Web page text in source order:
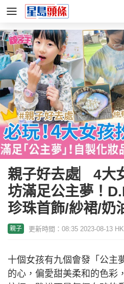
親子好去處︳4大
坊滿足公主夢！
珍珠首飾/紗裙/奶
親子 更新時間：08:35 2023-08-13
十個女孩有九個會發「公主
的心，偏愛甜美柔和的色彩